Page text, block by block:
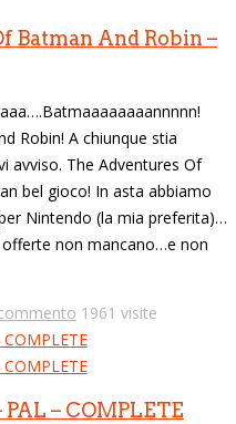
Batman And Robin –
Robin! A chiunque stia
avviso. The Adventures Of
bel gioco! In asta abbiamo
Nintendo (la mia preferita)…
non mancano…e non
1961 visite
– COMPLETE